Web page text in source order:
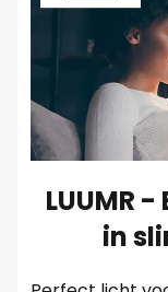
LUUMR
in